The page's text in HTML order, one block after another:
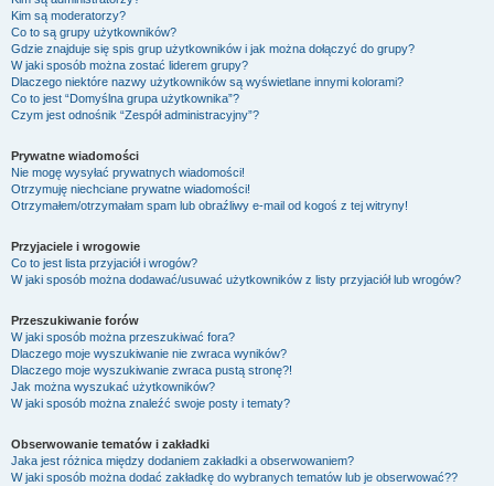
Kim są moderatorzy?
Co to są grupy użytkowników?
Gdzie znajduje się spis grup użytkowników i jak można dołączyć do grupy?
W jaki sposób można zostać liderem grupy?
Dlaczego niektóre nazwy użytkowników są wyświetlane innymi kolorami?
Co to jest “Domyślna grupa użytkownika”?
Czym jest odnośnik “Zespół administracyjny”?
Prywatne wiadomości
Nie mogę wysyłać prywatnych wiadomości!
Otrzymuję niechciane prywatne wiadomości!
Otrzymałem/otrzymałam spam lub obraźliwy e-mail od kogoś z tej witryny!
Przyjaciele i wrogowie
Co to jest lista przyjaciół i wrogów?
W jaki sposób można dodawać/usuwać użytkowników z listy przyjaciół lub wrogów?
Przeszukiwanie forów
W jaki sposób można przeszukiwać fora?
Dlaczego moje wyszukiwanie nie zwraca wyników?
Dlaczego moje wyszukiwanie zwraca pustą stronę?!
Jak można wyszukać użytkowników?
W jaki sposób można znaleźć swoje posty i tematy?
Obserwowanie tematów i zakładki
Jaka jest różnica między dodaniem zakładki a obserwowaniem?
W jaki sposób można dodać zakładkę do wybranych tematów lub je obserwować??